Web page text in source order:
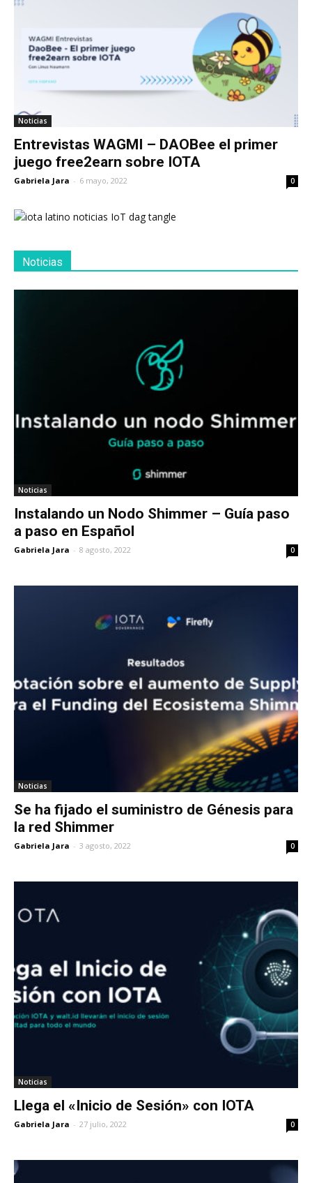
Noticias
Entrevistas WAGMI – DAOBee el primer
juego free2earn sobre IOTA
Gabriela Jara - 6 mayo, 2022 0
Noticias
Noticias
Instalando un Nodo Shimmer – Guía paso
a paso en Español
Gabriela Jara - 8 agosto, 2022 0
Noticias
Se ha fijado el suministro de Génesis para
la red Shimmer
Gabriela Jara - 3 agosto, 2022 0
Noticias
Llega el «Inicio de Sesión» con IOTA
Gabriela Jara - 27 julio, 2022 0